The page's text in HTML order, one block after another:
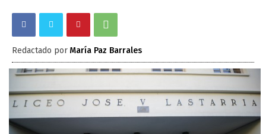
Redactado por María Paz Barrales